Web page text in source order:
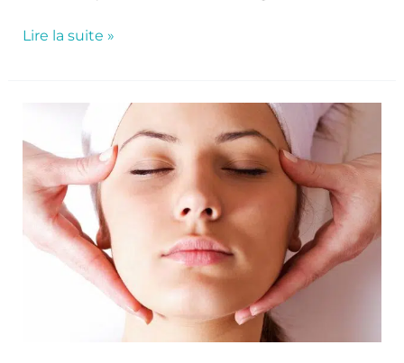
Lire la suite »
Soin
visage
Contours
du
temps®